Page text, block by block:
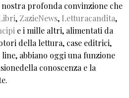
nostra profonda convinzione che
, ZazieNews, Letturacandita,
e i mille altri, alimentati da
della lettura, case editrici,
abbiano oggi una funzione
conoscenza e la